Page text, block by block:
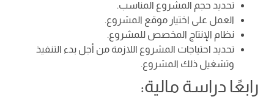
تحديد حجم المشروع المناسب.
العمل على اختيار موقع المشروع.
نظام الإنتاج المخصص للمشروع.
تحديد احتياجات المشروع اللازمة من أجل بدء التنفيذ
وتشغيل ذلك المشروع.
رابعًا دراسة مالية: